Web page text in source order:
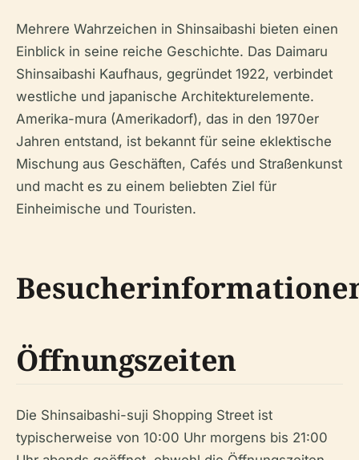
Mehrere Wahrzeichen in Shinsaibashi bieten einen
Einblick in seine reiche Geschichte. Das Daimaru
Shinsaibashi Kaufhaus, gegründet 1922, verbindet
westliche und japanische Architekturelemente.
Amerika-mura (Amerikadorf), das in den 1970er
Jahren entstand, ist bekannt für seine eklektische
Mischung aus Geschäften, Cafés und Straßenkunst
und macht es zu einem beliebten Ziel für
Einheimische und Touristen.
Öffnungszeiten
Die Shinsaibashi-suji Shopping Street ist
typischerweise von 10:00 Uhr morgens bis 21:00